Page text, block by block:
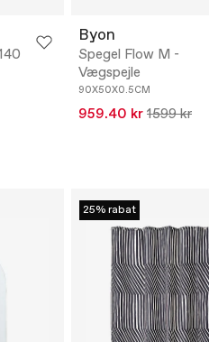
Byon
Spegel Flow M -
Vægspejle
90X50X0.5CM
959.40 kr 1599 kr
25% rabat